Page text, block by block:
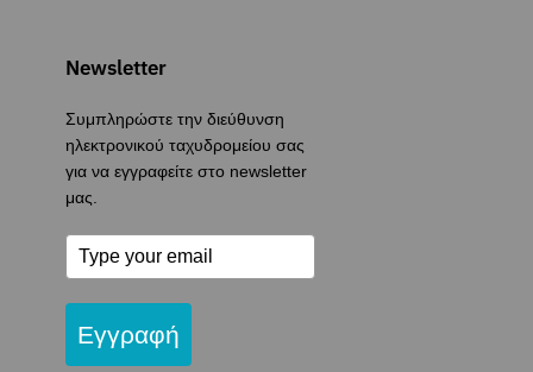
Newsletter
Συμπληρώστε την διεύθυνση
ηλεκτρονικού ταχυδρομείου σας
για να εγγραφείτε στο newsletter
μας.
Εγγραφή